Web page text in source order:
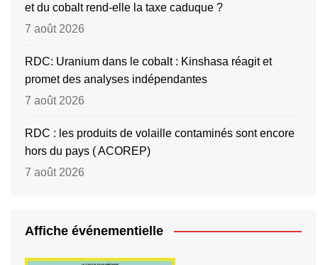
et du cobalt rend-elle la taxe caduque ?
7 août 2026
RDC: Uranium dans le cobalt : Kinshasa réagit et
promet des analyses indépendantes
7 août 2026
RDC : les produits de volaille contaminés sont encore
hors du pays ( ACOREP)
7 août 2026
Affiche événementielle